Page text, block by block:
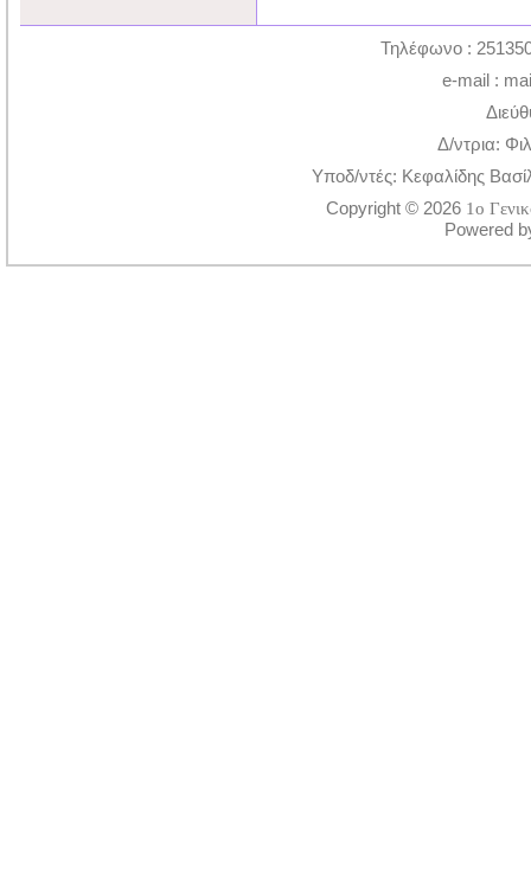
Τηλέφωνο :
e-mail :
Δ/ντρια:
Υποδ/ντές: Κεφαλίδης
Copyright © 2026 1ο
Powered